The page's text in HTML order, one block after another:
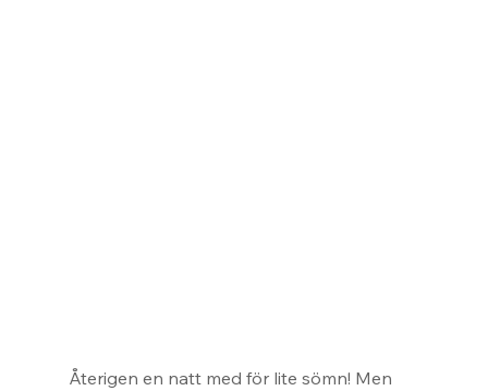
Återigen en natt med för lite sömn! Men